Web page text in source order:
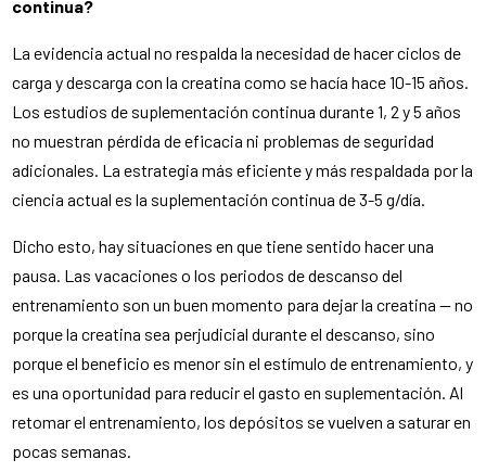
continua?
La evidencia actual no respalda la necesidad de hacer ciclos de
carga y descarga con la creatina como se hacía hace 10-15 años.
Los estudios de suplementación continua durante 1, 2 y 5 años
no muestran pérdida de eficacia ni problemas de seguridad
adicionales. La estrategia más eficiente y más respaldada por la
ciencia actual es la suplementación continua de 3-5 g/día.
Dicho esto, hay situaciones en que tiene sentido hacer una
pausa. Las vacaciones o los periodos de descanso del
entrenamiento son un buen momento para dejar la creatina — no
porque la creatina sea perjudicial durante el descanso, sino
porque el beneficio es menor sin el estímulo de entrenamiento, y
es una oportunidad para reducir el gasto en suplementación. Al
retomar el entrenamiento, los depósitos se vuelven a saturar en
pocas semanas.